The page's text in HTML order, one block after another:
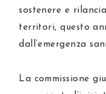
sostenere e
territori, questo
dall’emergenza
La commissione